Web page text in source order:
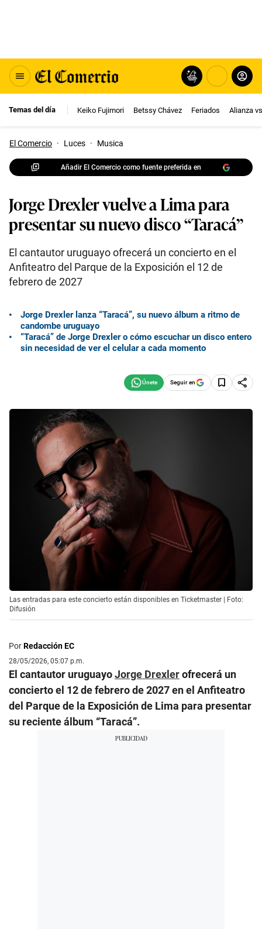
Temas del día Keiko Fujimori Betssy Chávez Feriados Alianza
El Comercio · Luces · Musica
Añadir El Comercio como fuente preferida en
Jorge Drexler vuelve a Lima para
presentar su nuevo disco “Taracá”
El cantautor uruguayo ofrecerá un concierto en el
Anfiteatro del Parque de la Exposición el 12 de
febrero de 2027
Jorge Drexler lanza “Taracá”, su nuevo álbum a ritmo de
candombe uruguayo
“Taracá” de Jorge Drexler o cómo escuchar un disco entero
sin necesidad de ver el celular a cada momento
Seguir en
Las entradas para este concierto están disponibles en Ticketmaster | Foto:
Difusión
PorRedacción EC
28/05/2026, 05:07 p.m.
El cantautor uruguayoJorge Drexlerofrecerá un
concierto el 12 de febrero de 2027 en el Anfiteatro
del Parque de la Exposición de Lima para presentar
su reciente álbum “Taracá”.